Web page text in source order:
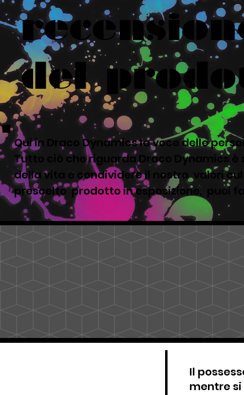
Il
mentre si
del
Qui in Draco Dynamics la voce delle
Tutto ciò che riguarda Draco Dynamics
della vita e condividere il nostro valori
prescelto prodotto in esposizione, puoi